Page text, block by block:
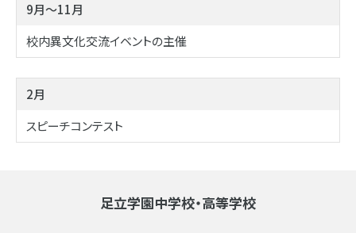
9月～11月
校内異文化交流イベントの主催
2月
スピーチコンテスト
足立学園中学校・高等学校